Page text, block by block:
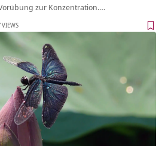
zur Konzentration.…
VIEWS